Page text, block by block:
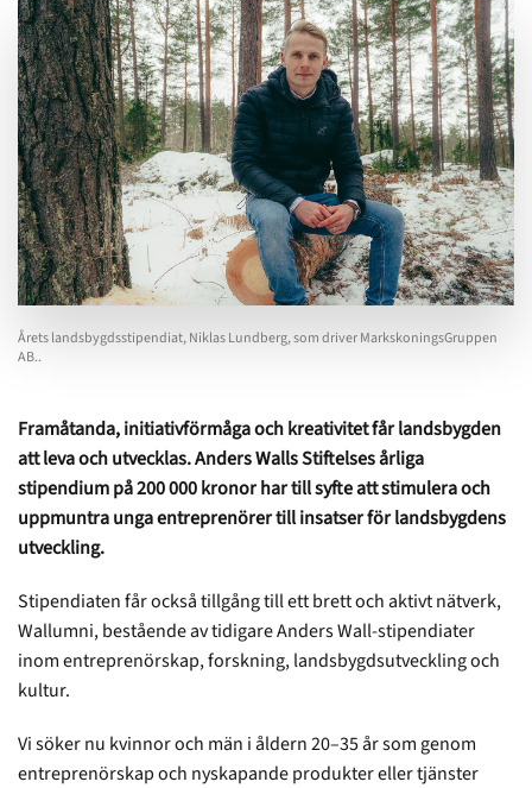
Årets landsbygdsstipendiat, Niklas Lundberg, som driver MarkskoningsGruppen
AB..
Framåtanda, initiativförmåga och kreativitet får landsbygden
att leva och utvecklas. Anders Walls Stiftelses årliga
stipendium på 200 000 kronor har till syfte att stimulera och
uppmuntra unga entreprenörer till insatser för landsbygdens
utveckling.
Stipendiaten får också tillgång till ett brett och aktivt nätverk,
Wallumni, bestående av tidigare Anders Wall-stipendiater
inom entreprenörskap, forskning, landsbygds­utveckling och
kultur.
Vi söker nu kvinnor och män i åldern 20–35 år som genom
entre­­prenör­skap och ny­skapande produkter eller tjänster